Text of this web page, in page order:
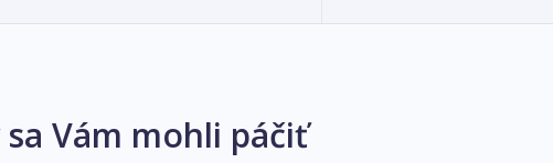
Vám mohli páčiť